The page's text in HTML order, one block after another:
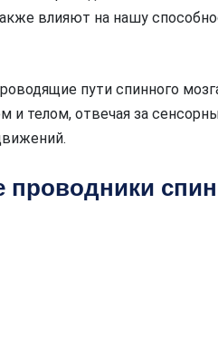
влияют на нашу
пути спинного
телом, отвечая за